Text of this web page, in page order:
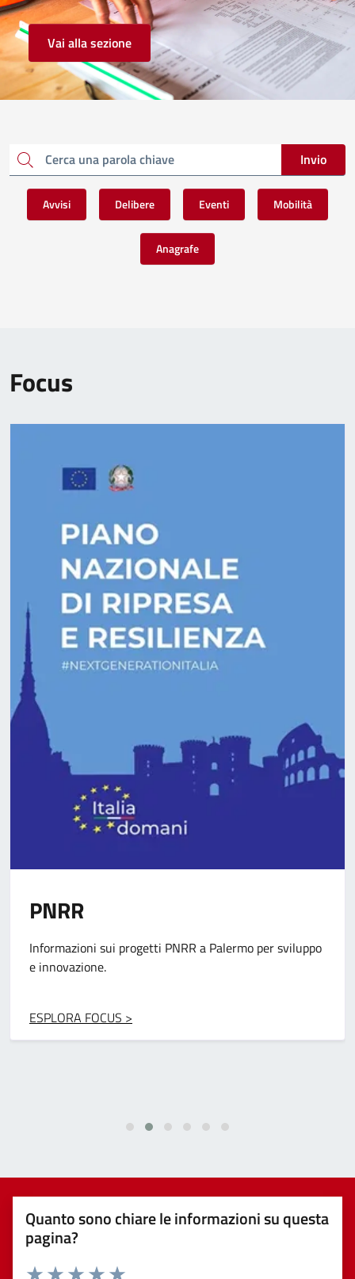
Vai alla sezione
Cerca una parola chiave Invio
Avvisi Delibere Eventi Mobilità
Anagrafe
Focus
Pon Metro
Progetti per migliorare infrastrutture e servizi grazie ai
Quanto sono chiare le informazioni su questa
pagina?